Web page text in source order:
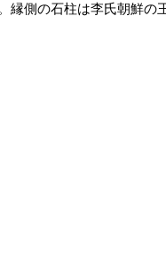
側の石柱は李氏朝鮮の